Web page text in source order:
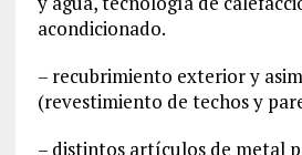
acondicionado.
– recubrimiento exterior y
(revestimiento de techos y
– distintos artículos de metal